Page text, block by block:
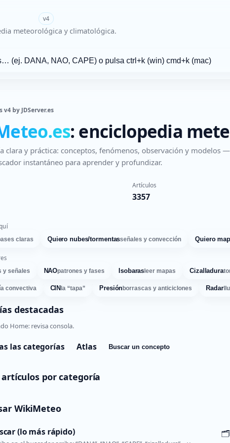
v4
meteorológica y climatológica.
v4 by JDServer.es
: enciclopedia
clara y práctica: conceptos, fenómenos, observación y modelos
instantáneo para aprender y profundizar.
Artículos
3357
claras Quiero nubes/tormentasseñales y convección Quiero
y señales NAOpatrones y fases Isobarasleer mapas Cizalladura
convectiva CIN la “tapa” Presiónborrascas y anticiclones Radar
destacadas
Home: revisa consola.
las categorías Atlas Buscar un concepto
por categoría
WikiMeteo
(lo más rápido) 🗂️